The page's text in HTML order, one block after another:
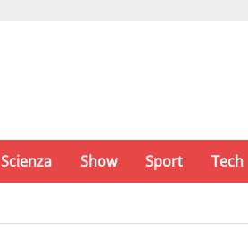
Scienza Show Sport Tech